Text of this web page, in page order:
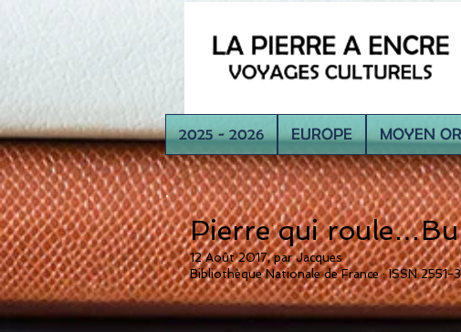
2025 - 2026 EUROPE MOYEN
Pierre qui
12 Août 2017, par Jacques
Bibliothèque Nationale de France : ISSN 2551-